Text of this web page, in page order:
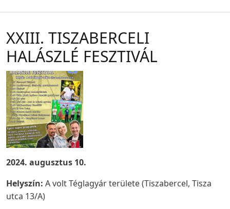
XXIII. TISZABERCELI
HALÁSZLÉ FESZTIVÁL
2024. augusztus 10.
Helyszín: A volt Téglagyár területe (Tiszabercel, Tisza
utca 13/A)